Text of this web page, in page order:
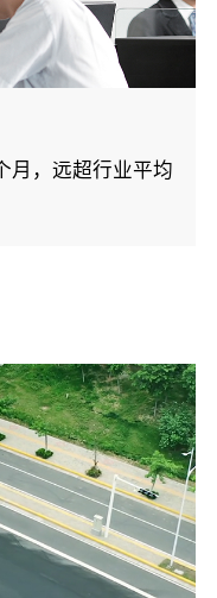
月，远超行业平均